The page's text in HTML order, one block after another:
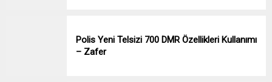
Polis Yeni Telsizi 700 DMR Özellikleri Kullanımı
– Zafer